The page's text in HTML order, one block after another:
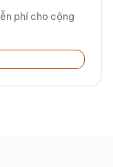
phí cho cộng